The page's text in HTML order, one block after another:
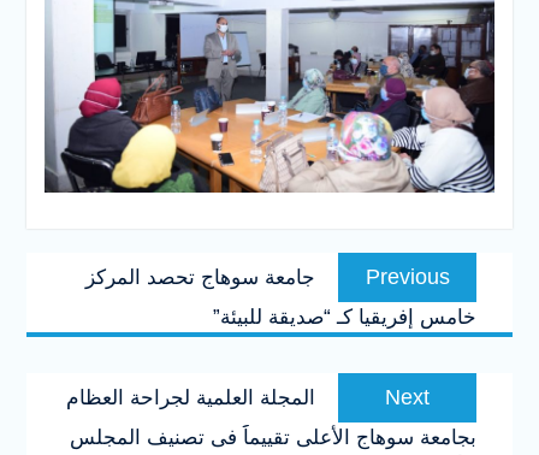
تصفّح
المقالاتPrevious
Previous
post:
جامعة سوهاج تحصد المركز
خامس إفريقيا كـ “صديقة للبيئة”
Next
Next
post:
المجلة العلمية لجراحة العظام
بجامعة سوهاج الأعلى تقييماََ فى تصنيف المجلس